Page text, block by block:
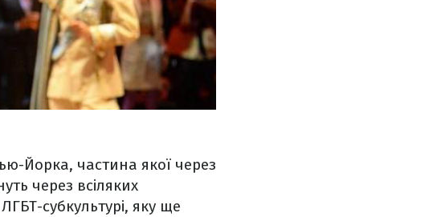
Йорка, частина якої через
через всіляких
субкультурі, яку ще